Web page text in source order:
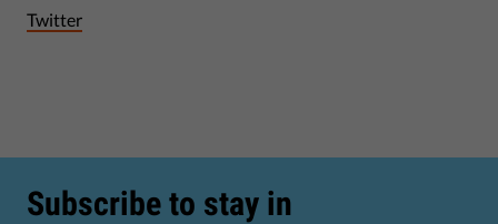
Twitter
Subscribe to stay in